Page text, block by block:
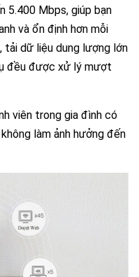
5.400 Mbps, giúp bạn
và ổn định hơn mỗi
tải dữ liệu dung lượng lớn
đều được xử lý mượt
viên trong gia đình có
làm ảnh hưởng đến